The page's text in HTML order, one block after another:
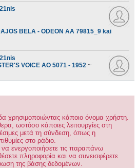
BELA - ODEON AA 79815_9 kai
VOICE AO 5071 - 1952 ~
χρησιμοποιώντας κάποιο όνομα χρήστη.
ωστόσο κάποιες λειτουργίες στη
μετά τη σύνδεση, όπως η
στο ράδιο.
να ενεργοποιήσετε τις παραπάνω
πληροφορία και να συνεισφέρετε
της βάσης δεδομένων.